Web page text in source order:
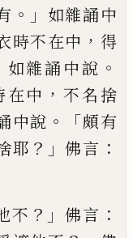
。」 如雜誦中
時不在中 ， 得
如雜誦中說 。
在中 ， 不名捨
中說 。「頗有
耶 ？」佛言 ：
不 ？」佛言 ：